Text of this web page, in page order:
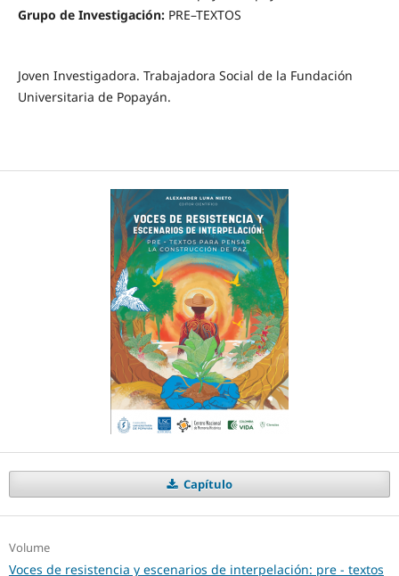
Grupo de Investigación:PRE–TEXTOS
Joven Investigadora. Trabajadora Social de la Fundación
Universitaria de Popayán.
Capítulo
Volume
Voces de resistencia y escenarios de interpelación: pre - textos